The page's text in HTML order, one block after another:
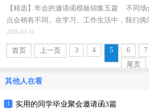
【精选】年会的邀请函模板锦集五篇 不同场
点会稍有不同。在学习、工作生活中，我们偶
邀请函需要注意哪些问题呢？以下是小编收集
2026-02-10
首页 上一页 3 4 5 6 7
尾页
其他人在看
1 实用的同学毕业聚会邀请函3篇